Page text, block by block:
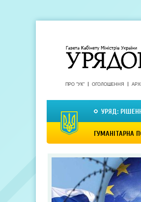
ПРО "УК" ОГОЛОШЕННЯ
УРЯД:
ГУМАНІТАРНА